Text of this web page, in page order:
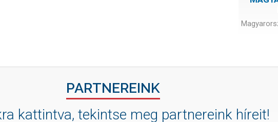
PARTNEREINK
kattintva, tekintse meg partnereink híreit!